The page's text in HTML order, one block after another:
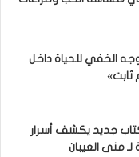
الخفي للحياة داخل
ثابت»
جديد يكشف أسرار
لـ منى العيبان